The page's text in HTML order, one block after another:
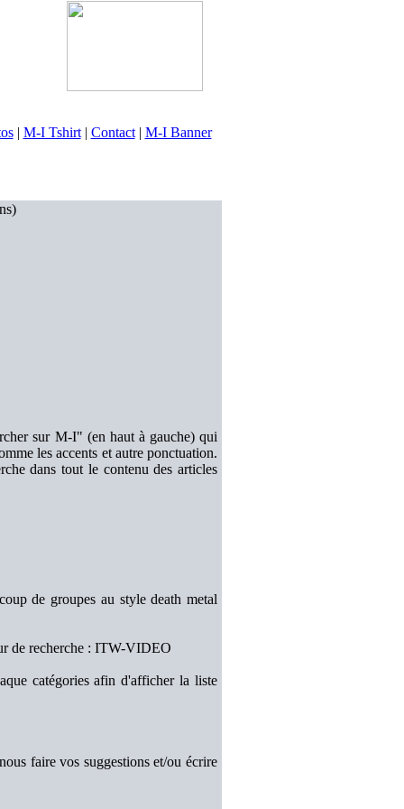
| M-I Tshirt| Contact| M-I Banner
sur M-I" (en haut à gauche) qui
les accents et autre ponctuation.
dans tout le contenu des articles
de groupes au style death metal
de recherche : ITW-VIDEO
catégories afin d'afficher la liste
faire vos suggestions et/ou écrire